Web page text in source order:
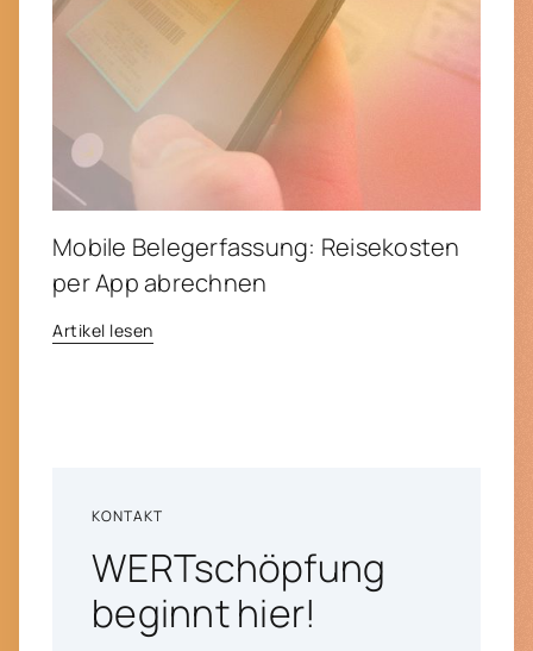
Mobile Belegerfassung: Reisekosten
per App abrechnen
Artikel lesen
KONTAKT
WERTschöpfung
beginnt hier!